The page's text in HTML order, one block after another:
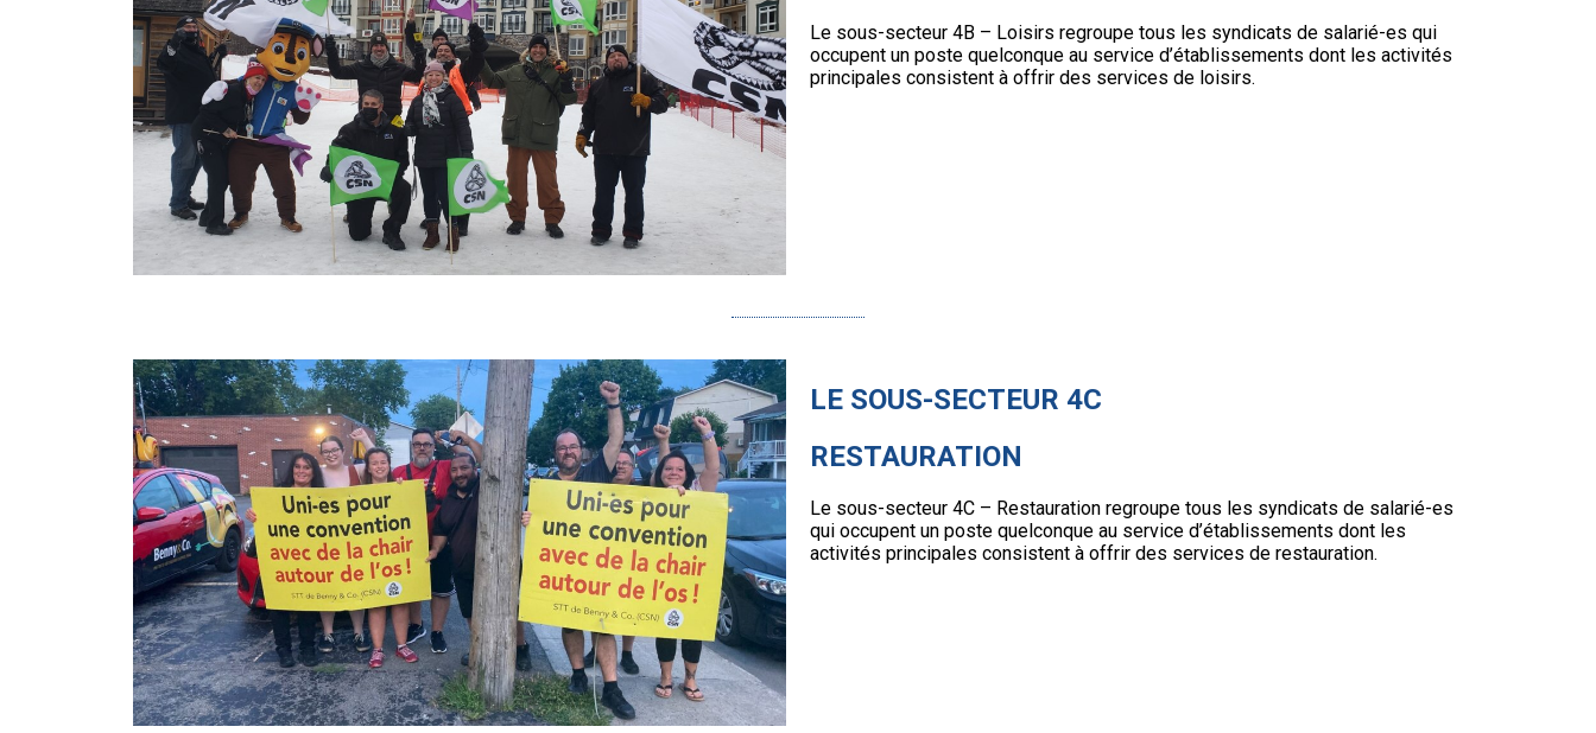
Le sous-secteur 4B – Loisirs regroupe tous les syndicats de salarié-es qui
occupent un poste quelconque au service d’établissements dont les activités
principales consistent à offrir des services de loisirs.
LE SOUS-SECTEUR 4C
RESTAURATION
Le sous-secteur 4C – Restauration regroupe tous les syndicats de salarié-es
qui occupent un poste quelconque au service d’établissements dont les
activités principales consistent à offrir des services de restauration.